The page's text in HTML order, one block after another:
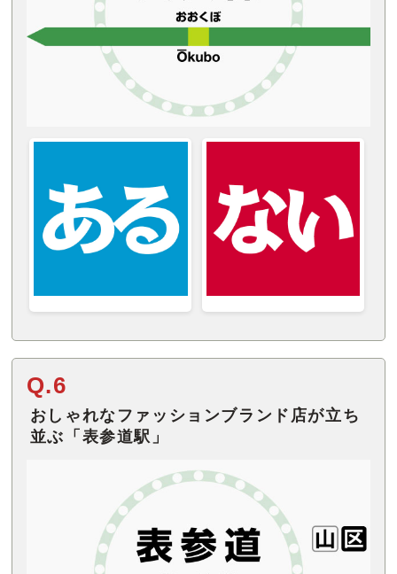
Q.6
おしゃれなファッションブランド店が立ち
並ぶ「表参道駅」